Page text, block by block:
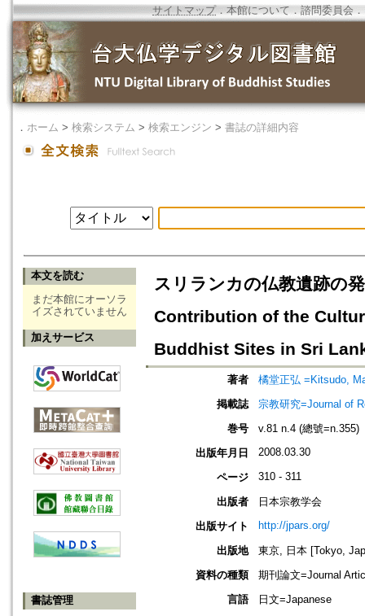
サイトマップ．本館について ． 諮問委員会 ．
． ホーム > 検索システム > 検索エンジン > 書誌の詳細内容
本文を読む
まだ本館にオーソラ
イズされていません
加えサービス
書誌管理
スリランカの仏教遺跡の
Contribution of the
Buddhist Sites in Sri
著者
橘堂正弘 =Kitsudo,
掲載誌
宗教研究=Journal of
巻号
v.81 n.4 (總號=n.355)
出版年月日
2008.03.30
ページ 310 - 311
出版者
日本宗教学会
出版サイト
http://jpars.org/
出版地
東京, 日本 [Tokyo,
資料の種類
期刊論文=Journal
言語
日文=Japanese